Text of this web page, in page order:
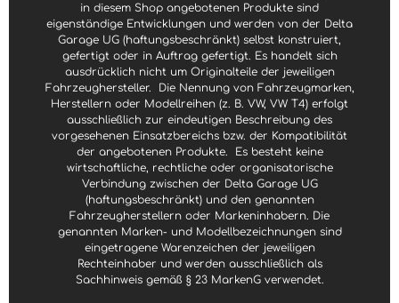
in diesem Shop angebotenen Produkte sind
eigenständige Entwicklungen und werden von der Delta
Garage UG (haftungsbeschränkt) selbst konstruiert,
gefertigt oder in Auftrag gefertigt. Es handelt sich
ausdrücklich nicht um Originalteile der jeweiligen
Fahrzeughersteller.
Die Nennung von Fahrzeugmarken,
Herstellern oder Modellreihen (z. B. VW, VW T4) erfolgt
ausschließlich zur eindeutigen Beschreibung des
vorgesehenen Einsatzbereichs bzw. der Kompatibilität
der angebotenen Produkte.
Es besteht keine
wirtschaftliche, rechtliche oder organisatorische
Verbindung zwischen der Delta Garage UG
(haftungsbeschränkt) und den genannten
Fahrzeugherstellern oder Markeninhabern. Die
genannten Marken- und Modellbezeichnungen sind
eingetragene Warenzeichen der jeweiligen
Rechteinhaber und werden ausschließlich als
Sachhinweis gemäß § 23 MarkenG verwendet.